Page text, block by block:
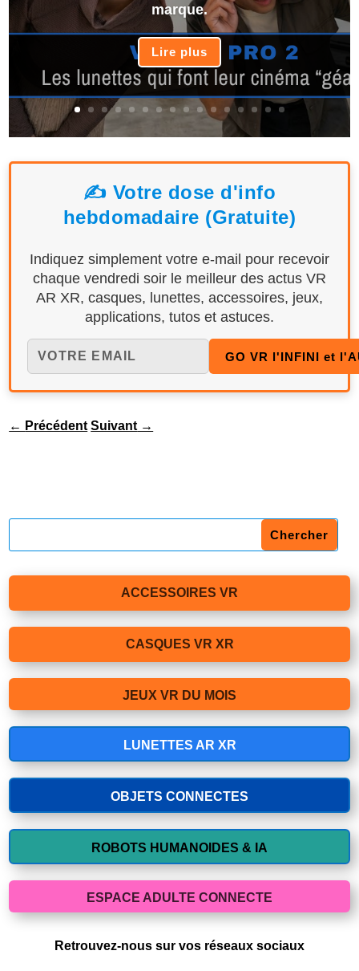
marque.
Lire plus
✍️ Votre dose d'info
hebdomadaire (Gratuite)
Indiquez simplement votre e-mail pour recevoir
chaque vendredi soir le meilleur des actus VR
AR XR, casques, lunettes, accessoires, jeux,
applications, tutos et astuces.
← Précédent Suivant →
ACCESSOIRES VR
CASQUES VR XR
JEUX VR DU MOIS
LUNETTES AR XR
OBJETS CONNECTES
ROBOTS HUMANOIDES & IA
ESPACE ADULTE CONNECTE
Retrouvez-nous sur vos réseaux sociaux